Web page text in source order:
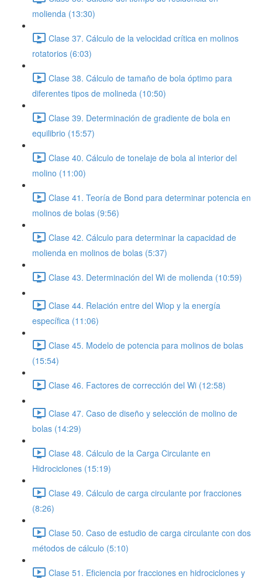
molienda (13:30)
Clase 37. Cálculo de la velocidad crítica en molinos
rotatorios (6:03)
Clase 38. Cálculo de tamaño de bola óptimo para
diferentes tipos de molineda (10:50)
Clase 39. Determinación de gradiente de bola en
equilibrio (15:57)
Clase 40. Cálculo de tonelaje de bola al interior del
molino (11:00)
Clase 41. Teoría de Bond para determinar potencia en
molinos de bolas (9:56)
Clase 42. Cálculo para determinar la capacidad de
molienda en molinos de bolas (5:37)
Clase 43. Determinación del Wi de molienda (10:59)
Clase 44. Relación entre del Wiop y la energía
específica (11:06)
Clase 45. Modelo de potencia para molinos de bolas
(15:54)
Clase 46. Factores de corrección del Wi (12:58)
Clase 47. Caso de diseño y selección de molino de
bolas (14:29)
Clase 48. Cálculo de la Carga Circulante en
Hidrociclones (15:19)
Clase 49. Cálculo de carga circulante por fracciones
(8:26)
Clase 50. Caso de estudio de carga circulante con dos
métodos de cálculo (5:10)
Clase 51. Eficiencia por fracciones en hidrociclones y